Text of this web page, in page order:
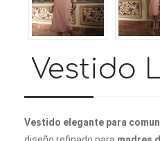
Vestido
Vestido elegante para